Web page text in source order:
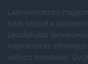
Lakberendezési
több képpel a
lakásfelújítás
inspirációt és
változó trendekről.